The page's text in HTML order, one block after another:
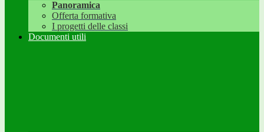
Panoramica
Offerta formativa
I progetti delle classi
Documenti utili